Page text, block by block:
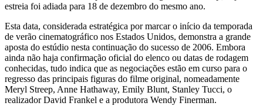
estreia foi adiada para 18 de dezembro do mesmo ano.
Esta data, considerada estratégica por marcar o início da temporada
de verão cinematográfico nos Estados Unidos, demonstra a grande
aposta do estúdio nesta continuação do sucesso de 2006. Embora
ainda não haja confirmação oficial do elenco ou datas de rodagem
conhecidas, tudo indica que as negociações estão em curso para o
regresso das principais figuras do filme original, nomeadamente
Meryl Streep, Anne Hathaway, Emily Blunt, Stanley Tucci, o
realizador David Frankel e a produtora Wendy Finerman.